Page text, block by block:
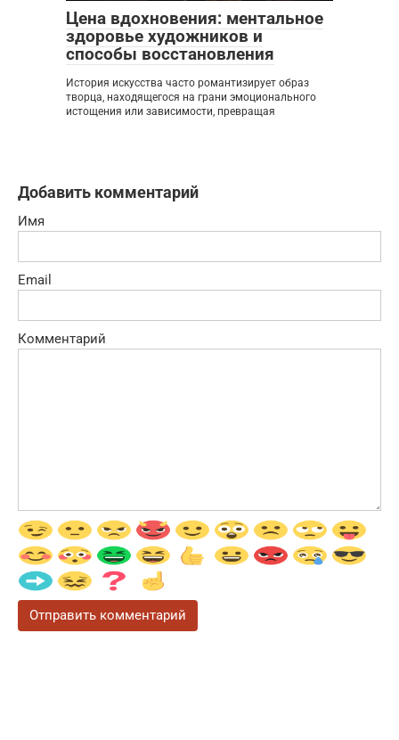
Цена вдохновения: ментальное
здоровье художников и
способы восстановления
История искусства часто романтизирует образ
творца, находящегося на грани эмоционального
истощения или зависимости, превращая
Добавить комментарий
Имя
Email
Комментарий